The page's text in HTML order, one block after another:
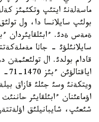
بولئپ سايلانسا دا، ول
ةمةس ةدئ. ءابئلقايئردان
سايلانئلؤئ - جاثا
قادام بولدئ. ال
ويتكةنئ وسئ جئلئ قازاق
اؤماعئنان ءابئلقايئر
شئعئپ، شايبانيلئق